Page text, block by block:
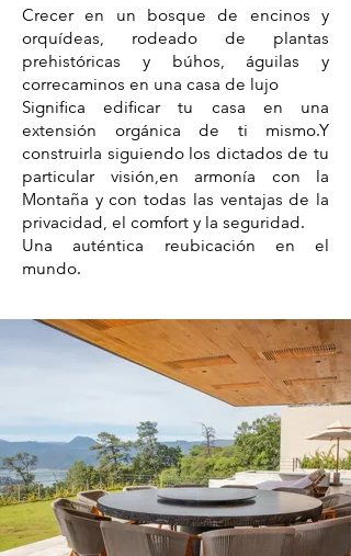
Crecer en un bosque de encinos y
orquídeas, rodeado de plantas
prehistóricas y búhos, águilas y
correcaminos en una casa de lujo
Significa edificar tu casa en una
extensión orgánica de ti mismo.Y
construirla siguiendo los dictados de tu
particular visión,en armonía con la
Montaña y con todas las ventajas de la
privacidad, el comfort y la seguridad.
Una auténtica reubicación en el
mundo.